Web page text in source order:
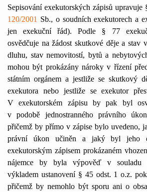
Sepisování exekutorských zápisů upravuje
120/2001 Sb., o soudních exekutorech a
jen exekuční řád). Podle § 77
osvědčuje na žádost skutkové děje a stav
dluhu, stav nemovitostí, bytů a
mohou být prokázány nároky v řízení
státním orgánem a jestliže se skutkový
exekutora nebo jestliže se exekutor
V exekutorském zápisu by pak byl
v podobě jednostranného právního
přičemž by přímo v zápise bylo uvedeno,
právní úkon učiněn a jaký byl jeho
exekutorským zápisem prokázaném
nájemce by byla výpověď v souladu
výkladem ustanovení § 45 odst. 1 o.z.
přičemž by nemohlo být sporu ani o